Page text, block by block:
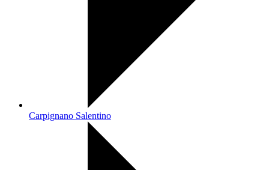
Carpignano Salentino